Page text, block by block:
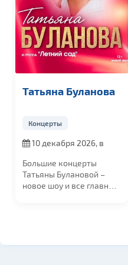
Татьяна Буланова
Концерты
10 декабря 2026, в
Большие концерты
Татьяны Булановой –
новое шоу и все главные